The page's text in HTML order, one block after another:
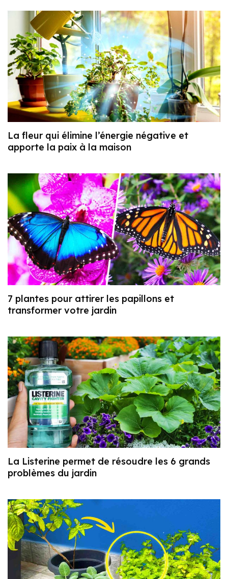
La fleur qui élimine l’énergie négative et
apporte la paix à la maison
7 plantes pour attirer les papillons et
transformer votre jardin
La Listerine permet de résoudre les 6 grands
problèmes du jardin